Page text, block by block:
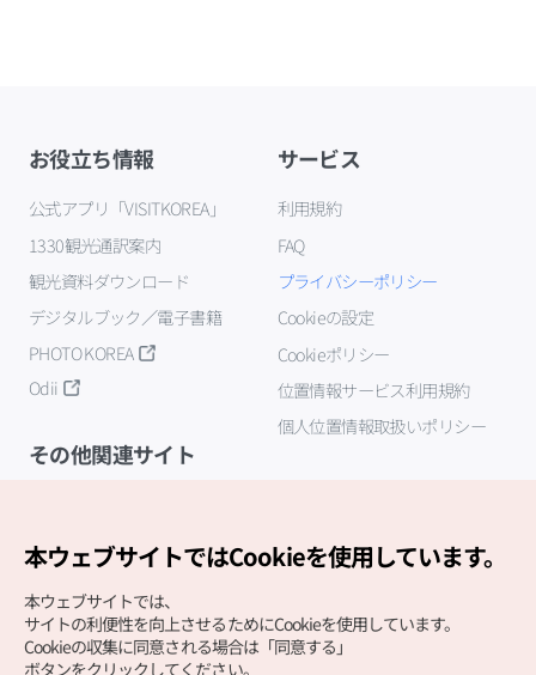
お役立ち情報
公式アプリ「VISITKOREA」
1330観光通訳案内
観光資料ダウンロード
デジタルブック／電子書籍
PHOTO KOREA
Odii
サービス
利用規約
FAQ
プライバシーポリシー
Cookieの設定
Cookieポリシー
位置情報サービス利用規約
個人位置情報取扱いポリシー
その他関連サイト
本ウェブサイトではCookieを使用しています。
本ウェブサイトでは、
サイトの利便性を向上させるためにCookieを使用しています。
Cookieの収集に同意される場合は「同意する」
ボタンをクリックしてください。